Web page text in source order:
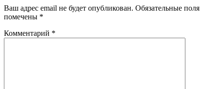
Ваш адрес email не будет опубликован. Обязательные поля
помечены *
Комментарий *